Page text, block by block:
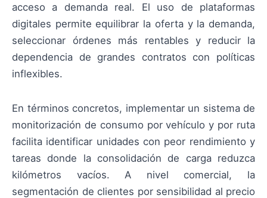
acceso a demanda real. El uso de plataformas
digitales permite equilibrar la oferta y la demanda,
seleccionar órdenes más rentables y reducir la
dependencia de grandes contratos con políticas
inflexibles.
En términos concretos, implementar un sistema de
monitorización de consumo por vehículo y por ruta
facilita identificar unidades con peor rendimiento y
tareas donde la consolidación de carga reduzca
kilómetros vacíos. A nivel comercial, la
segmentación de clientes por sensibilidad al precio